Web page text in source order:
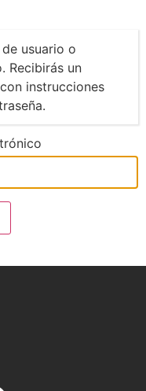
usuario o
Recibirás un
instrucciones